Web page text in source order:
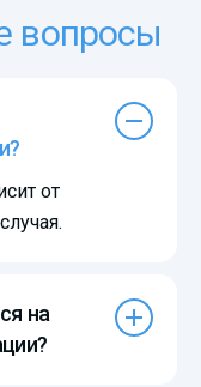
вопросы
от
на